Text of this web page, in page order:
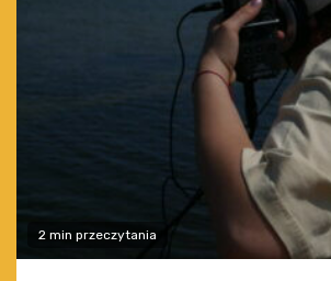
2 min przeczytania